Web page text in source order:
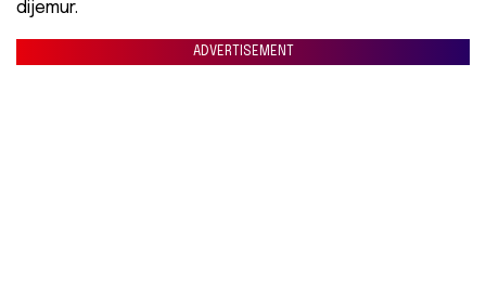
dijemur.
ADVERTISEMENT